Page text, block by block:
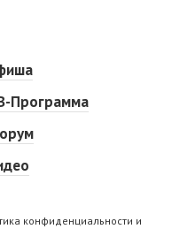
Программа
конфиденциальности и